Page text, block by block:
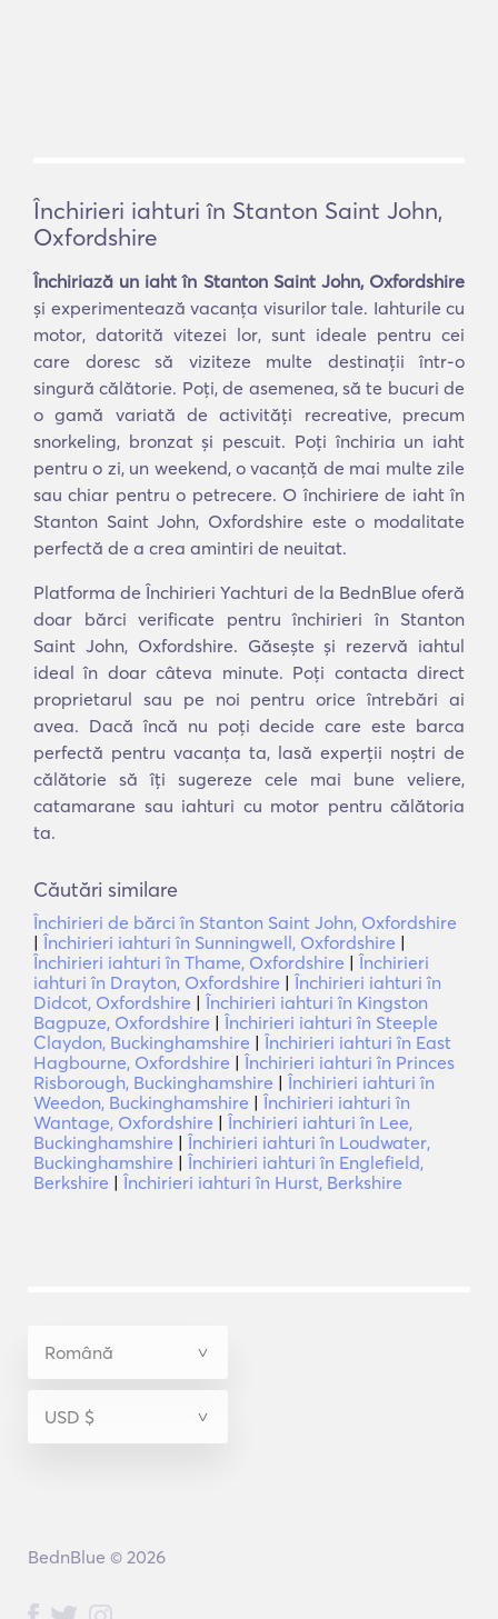
Închirieri iahturi în Stanton Saint John,
Oxfordshire
Închiriază un iaht în Stanton Saint John, Oxfordshire
și experimentează vacanța visurilor tale. Iahturile cu
motor, datorită vitezei lor, sunt ideale pentru cei
care doresc să viziteze multe destinații într-o
singură călătorie. Poți, de asemenea, să te bucuri de
o gamă variată de activități recreative, precum
snorkeling, bronzat și pescuit. Poți închiria un iaht
pentru o zi, un weekend, o vacanță de mai multe zile
sau chiar pentru o petrecere. O închiriere de iaht în
Stanton Saint John, Oxfordshire este o modalitate
perfectă de a crea amintiri de neuitat.
Platforma de Închirieri Yachturi de la BednBlue oferă
doar bărci verificate pentru închirieri în Stanton
Saint John, Oxfordshire. Găsește și rezervă iahtul
ideal în doar câteva minute. Poți contacta direct
proprietarul sau pe noi pentru orice întrebări ai
avea. Dacă încă nu poți decide care este barca
perfectă pentru vacanța ta, lasă experții noștri de
călătorie să îți sugereze cele mai bune veliere,
catamarane sau iahturi cu motor pentru călătoria
ta.
Căutări similare
Închirieri de bărci în Stanton Saint John, Oxfordshire
| Închirieri iahturi în Sunningwell, Oxfordshire |
Închirieri iahturi în Thame, Oxfordshire | Închirieri
iahturi în Drayton, Oxfordshire | Închirieri iahturi în
Didcot, Oxfordshire | Închirieri iahturi în Kingston
Bagpuze, Oxfordshire | Închirieri iahturi în Steeple
Claydon, Buckinghamshire | Închirieri iahturi în East
Hagbourne, Oxfordshire | Închirieri iahturi în Princes
Risborough, Buckinghamshire | Închirieri iahturi în
Weedon, Buckinghamshire | Închirieri iahturi în
Wantage, Oxfordshire | Închirieri iahturi în Lee,
Buckinghamshire | Închirieri iahturi în Loudwater,
Buckinghamshire | Închirieri iahturi în Englefield,
Berkshire | Închirieri iahturi în Hurst, Berkshire
BednBlue © 2026